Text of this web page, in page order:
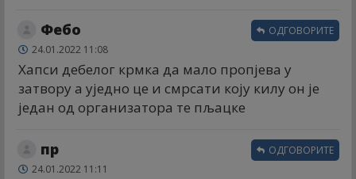
Фебо
24.01.2022 11:08
Хапси дебелог крмка да мало пропјева у
затвору а уједно це и смрсати коју килу он је
један од организатора те пљацке
ОДГОВОРИТЕ
пр
24.01.2022 11:11
ОДГОВОРИТЕ